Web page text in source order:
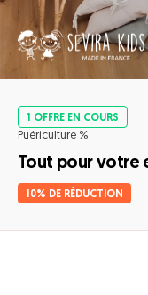
1 OFFRE EN COURS
Puériculture %
Tout pour votre
10% DE RÉDUCTION